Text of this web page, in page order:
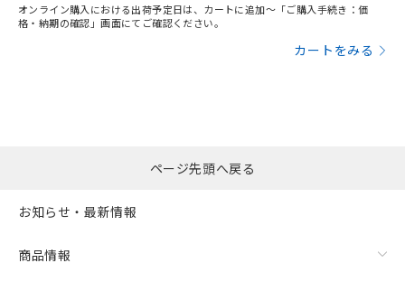
オンライン購入における出荷予定日は、カートに追加～「ご購入手続き：価
格・納期の確認」画面にてご確認ください。
カートをみる
ページ先頭へ戻る
お知らせ・最新情報
商品情報